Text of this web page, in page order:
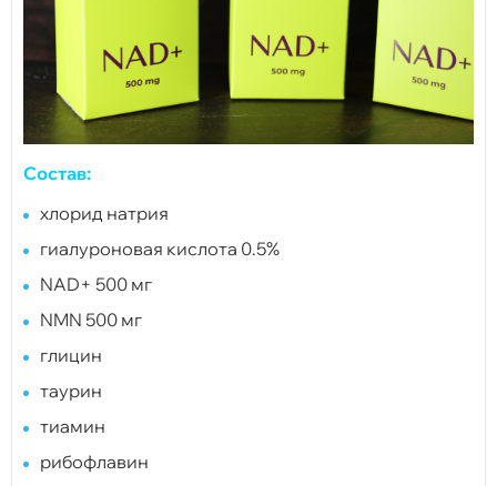
Состав:
хлорид натрия
гиалуроновая кислота 0.5%
NAD+ 500 мг
NMN 500 мг
глицин
таурин
тиамин
рибофлавин